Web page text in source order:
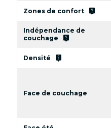
Zones de confort live_help
Indépendance de
couchage
live_help
Densité live_help
Face de couchage